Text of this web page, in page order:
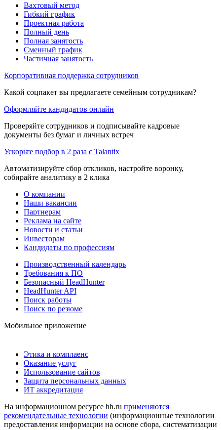
Вахтовый метод
Гибкий график
Проектная работа
Полный день
Полная занятость
Сменный график
Частичная занятость
Корпоративная поддержка сотрудников
Какой соцпакет вы предлагаете семейным сотрудникам?
Оформляйте кандидатов онлайн
Проверяйте сотрудников и подписывайте кадровые
документы без бумаг и личных встреч
Ускорьте подбор в 2 раза с Talantix
Автоматизируйте сбор откликов, настройте воронку,
собирайте аналитику в 2 клика
О компании
Наши вакансии
Партнерам
Реклама на сайте
Новости и статьи
Инвесторам
Кандидаты по профессиям
Производственный календарь
Требования к ПО
Безопасный HeadHunter
HeadHunter API
Поиск работы
Поиск по резюме
Мобильное приложение
Этика и комплаенс
Оказание услуг
Использование сайтов
Защита персональных данных
ИТ аккредитация
На информационном ресурсе hh.ru применяются
рекомендательные технологии (информационные технологии
предоставления информации на основе сбора, систематизации